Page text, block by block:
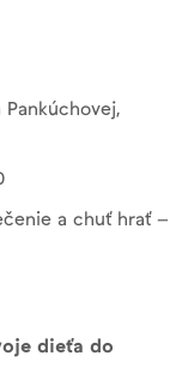
a chuť hrať –
dieťa do